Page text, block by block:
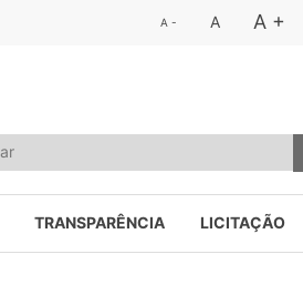
A - A A +
TRANSPARÊNCIA LICITAÇÃO